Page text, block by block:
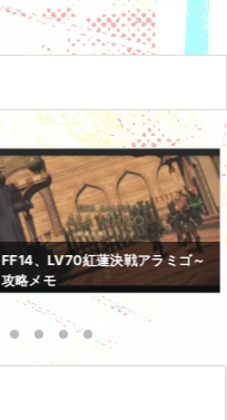
FF14、LV70紅蓮決戦アラミゴ～
攻略メモ